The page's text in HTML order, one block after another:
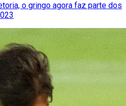
o gringo agora faz parte dos